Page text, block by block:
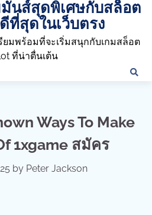
นส์สุดพิเศษกับสล็อต
ที่สุดในเว็บตรง
ยมพร้อมที่จะเริ่มสนุกกับเกมสล็อต
ที่น่าตื่นเต้น
Ways To Make
1xgame สมัคร
by Peter Jackson